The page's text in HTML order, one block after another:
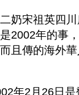
奶宋祖英四
2002年的事
且傳的海外
年2月26日